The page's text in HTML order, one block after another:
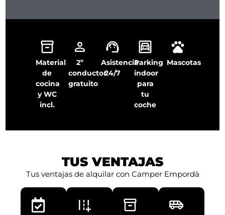
Material
de
cocina
y WC
incl.
2º
conductor
gratuito
Asistencia
24/7
Parking
indoor
para
tu
coche
Mascotas
TUS VENTAJAS
Tus ventajas de alquilar con Camper Empordà